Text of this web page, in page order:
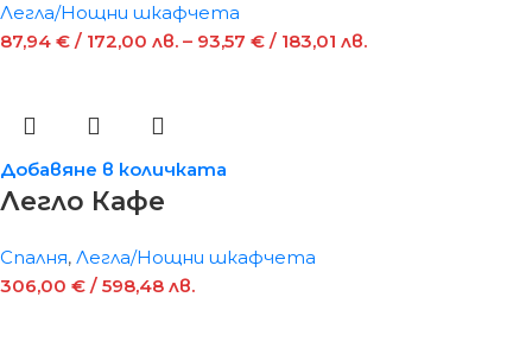
Легла/Нощни шкафчета
87,94 € / 172,00 лв. – 93,57 € / 183,01 лв.
Добавяне в количката
Легло Кафе
Спалня, Легла/Нощни шкафчета
306,00 € / 598,48 лв.